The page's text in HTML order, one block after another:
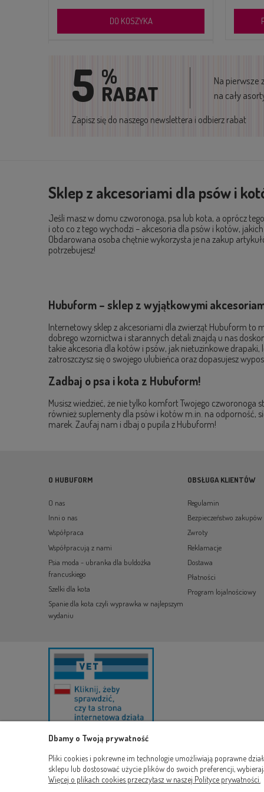
POWIADOM O DOSTĘPNOŚCI
5 %
RABAT
Na pierwsze
na cały
Zapisz się do naszego newslettera i odbierz rabat
Sklep z akcesoriami dla psów i
Jeśli masz w domu czworonoga, psa lub kota, a oprócz
i oto co z tego wychodzi – akcesoria dla psów i kotów,
Obdarowana osoba chętnie wykorzysta je na zakup
potrzebujesz!
Hubuform – sklep z wyjątkowymi
Internetowy sklep z akcesoriami dla zwierząt Hubuform to
dobrego wzornictwa i starannych detali znajdą u nas
takie akcesoria dla kotów i psów, jak nietuzinkowe
zatroszczysz się o swojego ulubieńca oraz dopasujesz
Zadbaj o psa i kota z Hubuform!
Musisz wiedzieć, że nie tylko komfort Twojego
również suplementy dla psów i kotów m.in. na odporność,
marek. Zaufaj nam i dbaj o pupila z Hubuform!
O HUBUFORM
O nas
Inni o nas
Współpraca
Współpracują z nami
Psia moda - ubranka dla buldożka
francuskiego
Szelki dla kota
Spanie dla kota czyli wyprawka w najlepszym
wydaniu
OBSŁUGA KLIENTÓW
Regulamin
Bezpieczeństwo zakupów
Zwroty
Reklamacje
Dostawa
Płatności
Program lojalnościowy
Dbamy o Twoją prywatność
Pliki cookies i pokrewne im technologie umożliwiają poprawne
sklepu lub dostosować użycie plików do swoich preferencji,
Więcej o plikach cookies przeczytasz w naszej Polityce prywatności.